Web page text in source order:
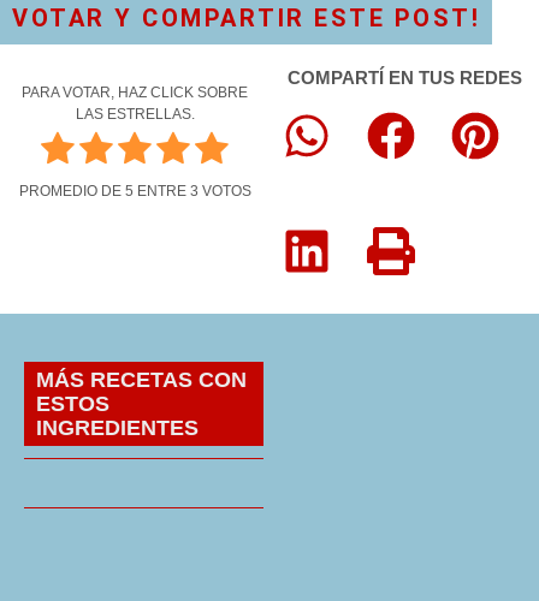
VOTAR Y COMPARTIR ESTE POST!
PARA VOTAR, HAZ CLICK SOBRE
LAS ESTRELLAS.
PROMEDIO DE 5 ENTRE 3 VOTOS
COMPARTÍ EN TUS REDES
MÁS RECETAS CON
ESTOS
INGREDIENTES